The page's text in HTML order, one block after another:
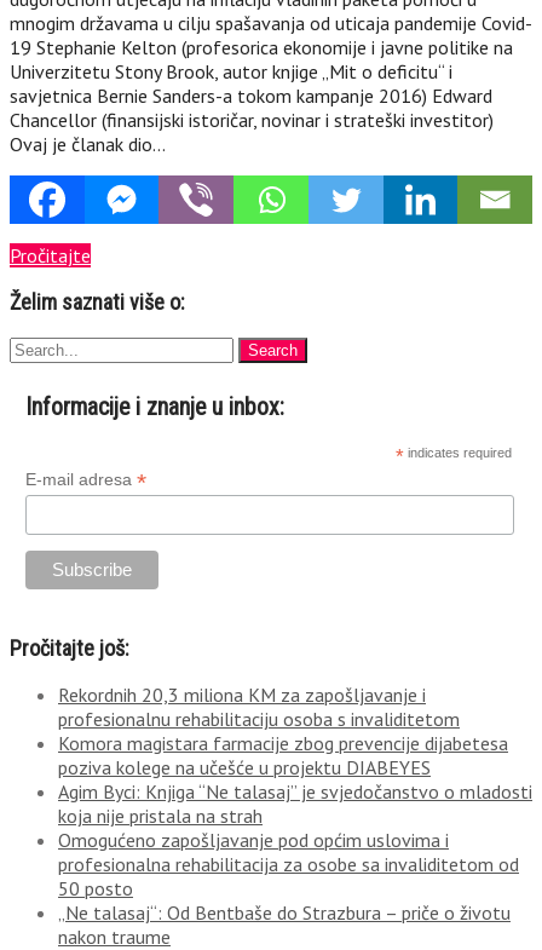
mnogim državama u cilju spašavanja od uticaja pandemije Covid-
19 Stephanie Kelton (profesorica ekonomije i javne politike na
Univerzitetu Stony Brook, autor knjige „Mit o deficitu“ i
savjetnica Bernie Sanders-a tokom kampanje 2016) Edward
Chancellor (finansijski istoričar, novinar i strateški investitor)
Ovaj je članak dio…
Pročitajte
Želim saznati više o:
Informacije i znanje u inbox:
* indicates required
E-mail adresa *
Pročitajte još:
Rekordnih 20,3 miliona KM za zapošljavanje i
profesionalnu rehabilitaciju osoba s invaliditetom
Komora magistara farmacije zbog prevencije dijabetesa
poziva kolege na učešće u projektu DIABEYES
Agim Byci: Knjiga “Ne talasaj” je svjedočanstvo o mladosti
koja nije pristala na strah
Omogućeno zapošljavanje pod općim uslovima i
profesionalna rehabilitacija za osobe sa invaliditetom od
50 posto
„Ne talasaj“: Od Bentbaše do Strazbura – priče o životu
nakon traume